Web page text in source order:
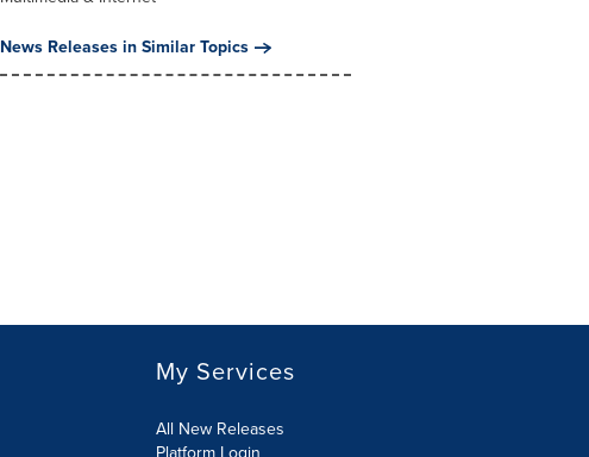
News Releases in Similar Topics
My Services
All New Releases